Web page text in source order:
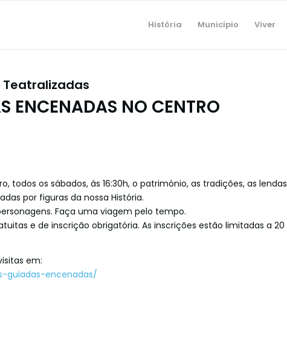
História Município Viver
ENCENADAS NO CENTRO
todos os sábados, às 16:30h, o património, as tradições, as lendas
por figuras da nossa História.
Faça uma viagem pelo tempo.
e de inscrição obrigatória. As inscrições estão limitadas a 20
em:
guiadas-encenadas/